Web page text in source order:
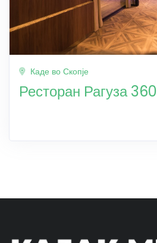
Каде во Скопје
Ресторан Рагуза 360